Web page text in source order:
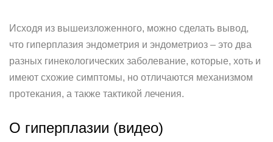
Исходя из вышеизложенного, можно сделать вывод,
что гиперплазия эндометрия и эндометриоз – это два
разных гинекологических заболевание, которые, хоть и
имеют схожие симптомы, но отличаются механизмом
протекания, а также тактикой лечения.
О гиперплазии (видео)